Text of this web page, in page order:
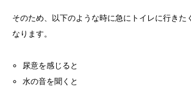
そのため、以下のような時に急にトイレに行きた
なります。
尿意を感じると
水の音を聞くと